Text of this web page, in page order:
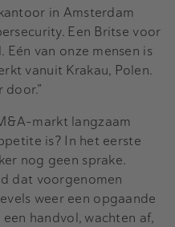
in Amsterdam
Een Britse voor
van onze mensen is
vanuit Krakau, Polen.
markt langzaam
is? In het eerste
nog geen sprake.
dat voorgenomen
weer een opgaande
handvol, wachten af,